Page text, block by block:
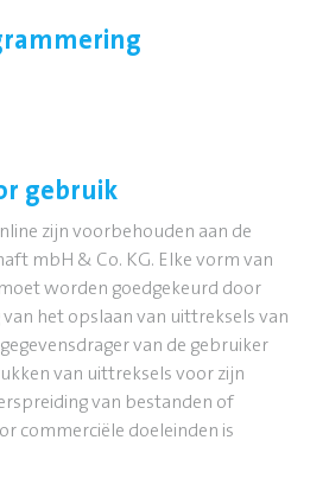
gebruik
zijn voorbehouden aan de
mbH & Co. KG. Elke vorm van
worden goedgekeurd door
het opslaan van uittreksels van
van de gebruiker
van uittreksels voor zijn
van bestanden of
commerciële doeleinden is